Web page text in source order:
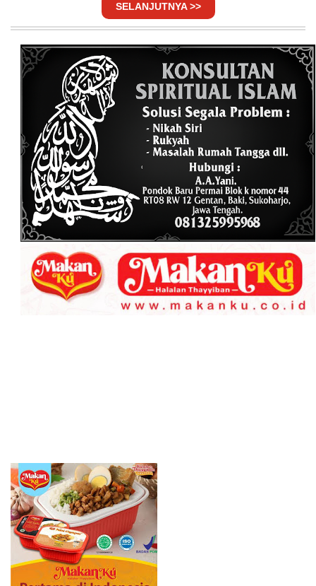
SELANJUTNYA >>